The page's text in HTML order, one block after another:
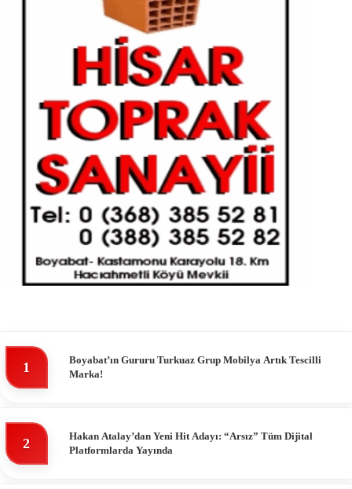
1
Boyabat’ın Gururu Turkuaz Grup Mobilya Artık Tescilli
Marka!
2
Hakan Atalay’dan Yeni Hit Adayı: “Arsız” Tüm Dijital
Platformlarda Yayında